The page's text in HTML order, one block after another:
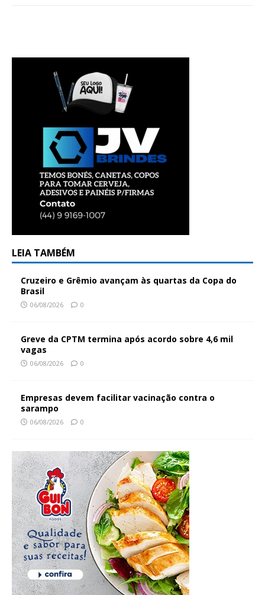
LEIA TAMBÉM
Cruzeiro e Grêmio avançam às quartas da Copa do
Brasil
06/08/2026 0
Greve da CPTM termina após acordo sobre 4,6 mil
vagas
06/08/2026 0
Empresas devem facilitar vacinação contra o
sarampo
06/08/2026 0